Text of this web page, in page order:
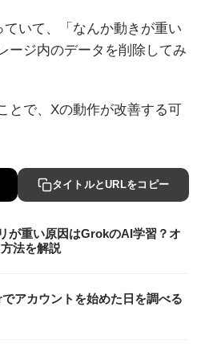
いて、「なんか動きが重い
ージ内のデータを削除してみ
とで、Xの動作が改善する可
タイトルとURLをコピー
が重い原因はGrokのAI学習？オ
法を解説
アカウントを始めた日を調べる